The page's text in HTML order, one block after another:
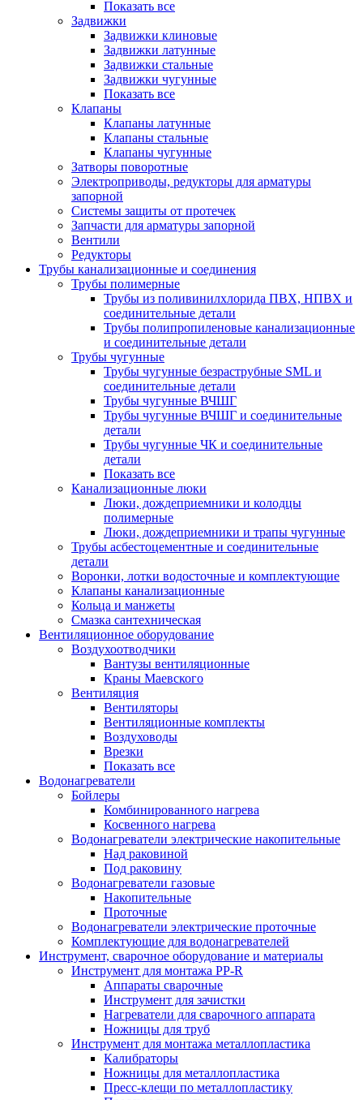
Показать все
Задвижки
Задвижки клиновые
Задвижки латунные
Задвижки стальные
Задвижки чугунные
Показать все
Клапаны
Клапаны латунные
Клапаны стальные
Клапаны чугунные
Затворы поворотные
Электроприводы, редукторы для арматуры
запорной
Системы защиты от протечек
Запчасти для арматуры запорной
Вентили
Редукторы
Трубы канализационные и соединения
Трубы полимерные
Трубы из поливинилхлорида ПВХ, НПВХ и
соединительные детали
Трубы полипропиленовые канализационные
и соединительные детали
Трубы чугунные
Трубы чугунные безраструбные SML и
соединительные детали
Трубы чугунные ВЧШГ
Трубы чугунные ВЧШГ и соединительные
детали
Трубы чугунные ЧК и соединительные
детали
Показать все
Канализационные люки
Люки, дождеприемники и колодцы
полимерные
Люки, дождеприемники и трапы чугунные
Трубы асбестоцементные и соединительные
детали
Воронки, лотки водосточные и комплектующие
Клапаны канализационные
Кольца и манжеты
Смазка сантехническая
Вентиляционное оборудование
Воздухоотводчики
Вантузы вентиляционные
Краны Маевского
Вентиляция
Вентиляторы
Вентиляционные комплекты
Воздуховоды
Врезки
Показать все
Водонагреватели
Бойлеры
Комбинированного нагрева
Косвенного нагрева
Водонагреватели электрические накопительные
Над раковиной
Под раковину
Водонагреватели газовые
Накопительные
Проточные
Водонагреватели электрические проточные
Комплектующие для водонагревателей
Инструмент, сварочное оборудование и материалы
Инструмент для монтажа PP-R
Аппараты сварочные
Инструмент для зачистки
Нагреватели для сварочного аппарата
Ножницы для труб
Инструмент для монтажа металлопластика
Калибраторы
Ножницы для металлопластика
Пресс-клещи по металлопластику